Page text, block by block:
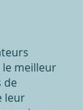
meilleur
de
leur